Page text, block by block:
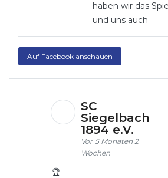
haben wir das
und uns auch
Auf Facebook anschauen
SC
Siegelbach
1894 e.V.
5 Monaten 2
Wochen
🏆